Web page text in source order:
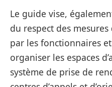
Le guide vise,
du respect des
par les fonctionnaires
organiser les espaces
système de prise de